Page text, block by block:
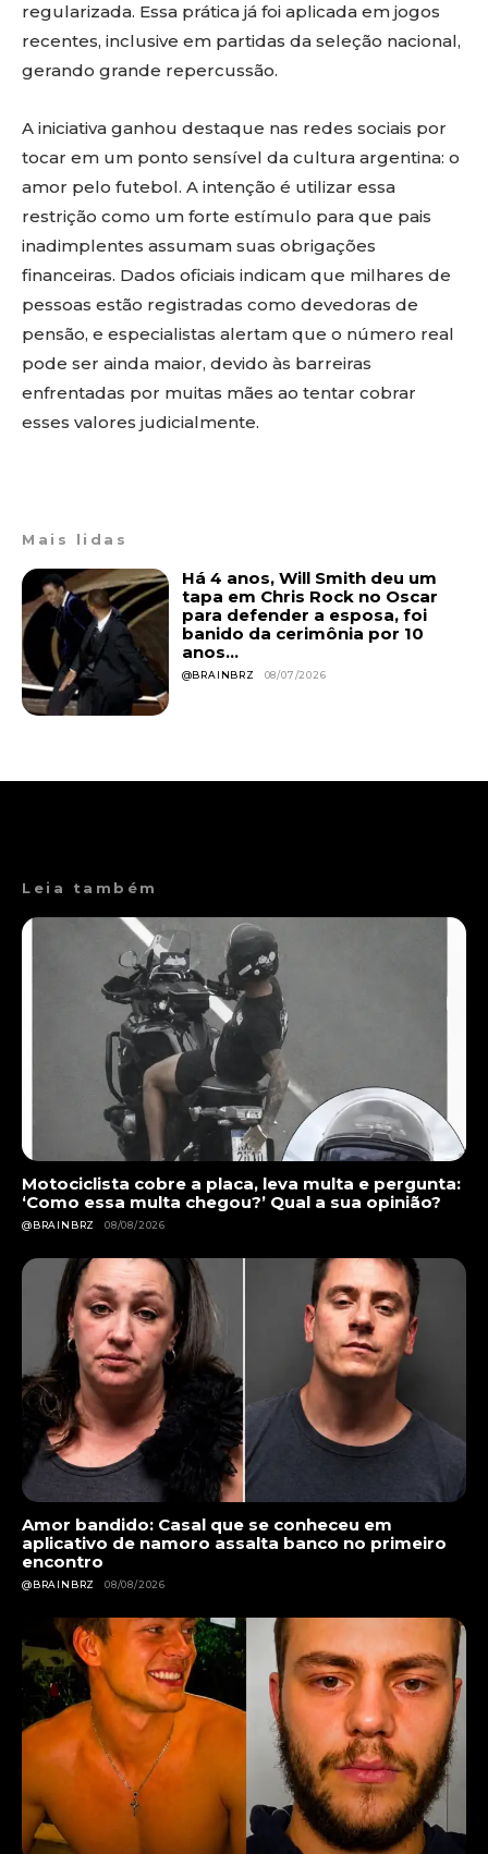
regularizada. Essa prática já foi aplicada em jogos
recentes, inclusive em partidas da seleção nacional,
gerando grande repercussão.
A iniciativa ganhou destaque nas redes sociais por
tocar em um ponto sensível da cultura argentina: o
amor pelo futebol. A intenção é utilizar essa
restrição como um forte estímulo para que pais
inadimplentes assumam suas obrigações
financeiras. Dados oficiais indicam que milhares de
pessoas estão registradas como devedoras de
pensão, e especialistas alertam que o número real
pode ser ainda maior, devido às barreiras
enfrentadas por muitas mães ao tentar cobrar
esses valores judicialmente.
Mais lidas
Há 4 anos, Will Smith deu um
tapa em Chris Rock no Oscar
para defender a esposa, foi
banido da cerimônia por 10
anos...
@BRAINBRZ 08/07/2026
Leia também
Motociclista cobre a placa, leva multa e pergunta:
‘Como essa multa chegou?’ Qual a sua opinião?
@BRAINBRZ 08/08/2026
Amor bandido: Casal que se conheceu em
aplicativo de namoro assalta banco no primeiro
encontro
@BRAINBRZ 08/08/2026